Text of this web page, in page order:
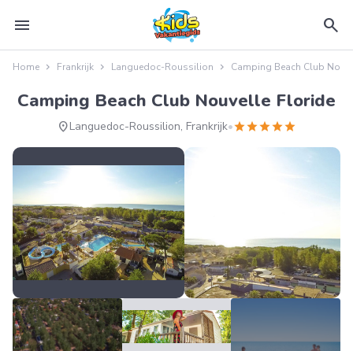
menu search
Home Frankrijk Languedoc-Roussilion Camping Beach Club
Camping Beach Club Nouvelle Floride
location_onLanguedoc-Roussilion, Frankrijk•starstarstarstarstar